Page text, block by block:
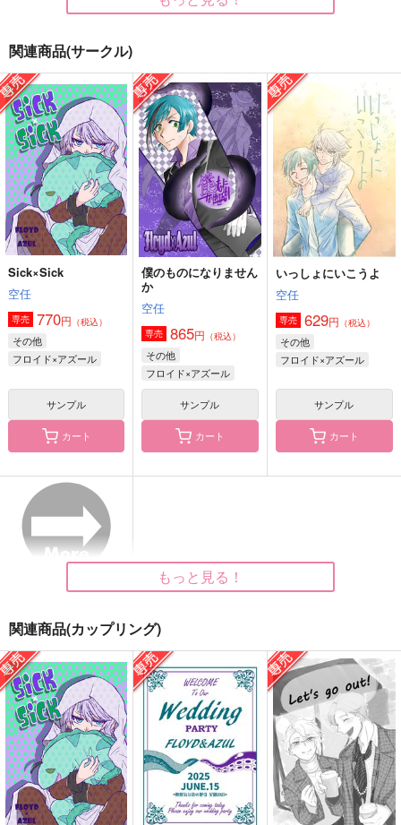
遠距離恋愛
はらへり。
787円（税込）
フロイド×アズール
サンプル
作品詳細
ちびちゃんデイズ
ショウワノ
787円（税込）
イデア×アズール
サンプル
作品詳細
あの日の空
787円（税込）
フリード×アメジオ
サンプル
作品詳細
さわがしくってキスも
できない
漂泳区
629円（税込）
フロイド×アズール
サンプル
海底遊戯
サンプル
ここからが本編
サンプル
関連商品(サークル)
Sick×Sick
空任
専売 770円 （税込）
その他
フロイド×アズール
サンプル
カート
僕のものになりません
か
空任
専売 865円 （税込）
その他
フロイド×アズール
サンプル
カート
いっしょにいこうよ
空任
専売 629円 （税込）
その他
フロイド×アズール
サンプル
カート
もっと見る！
関連商品(カップリング)